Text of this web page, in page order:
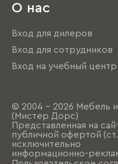
О нас
Вход для дилеров
Вход для сотрудников
Вход на учебный центр
© 2004 - 2026 Мебель и
(Мистер Дорс)
Представленная на
публичной офертой
исключительно
информационно-